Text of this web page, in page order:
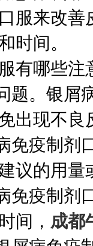
服来改
时间。
有哪些注
题。银屑
出现不良
免疫制剂
议的用量
免疫制剂
间， 成都